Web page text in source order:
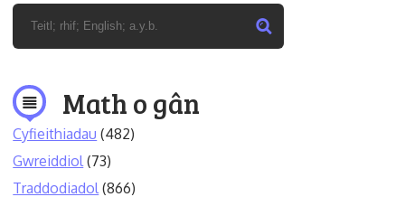
Math o gân
Cyfieithiadau (482)
Gwreiddiol (73)
Traddodiadol (866)